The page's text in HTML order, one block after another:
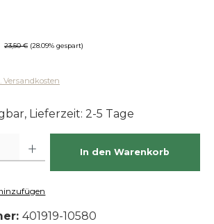
Regulärer Preis:
23,50 € (28.09% gespart)
Versandkosten
Lieferzeit: 2-5 Tage
In den Warenkorb
401919-10580